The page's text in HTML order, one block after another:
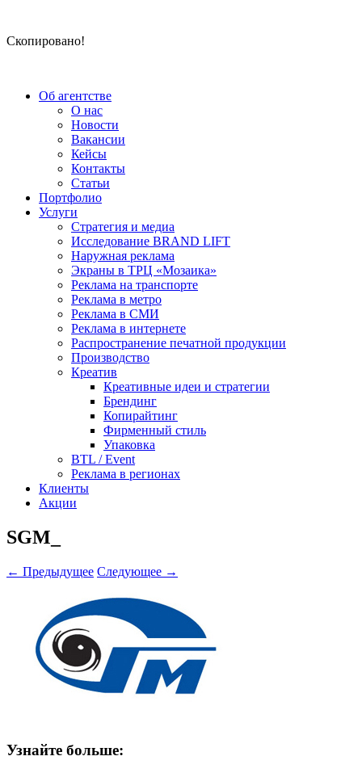
Скопировано!
Об агентстве
О нас
Новости
Вакансии
Кейсы
Контакты
Статьи
Портфолио
Услуги
Стратегия и медиа
Исследование BRAND LIFT
Наружная реклама
Экраны в ТРЦ «Мозаика»
Реклама на транспорте
Реклама в метро
Реклама в СМИ
Реклама в интернете
Распространение печатной продукции
Производство
Креатив
Креативные идеи и стратегии
Брендинг
Копирайтинг
Фирменный стиль
Упаковка
BTL / Event
Реклама в регионах
Клиенты
Акции
SGM_
← Предыдущее Следующее →
Узнайте больше: